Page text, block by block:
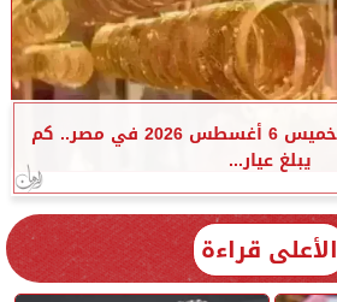
أسعار الذهب اليوم الخميس 6 أغسطس 2026 في مصر.. كم
يبلغ عيار...
الأعلى قراءة